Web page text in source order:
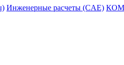
Инженерные расчеты (CAE)